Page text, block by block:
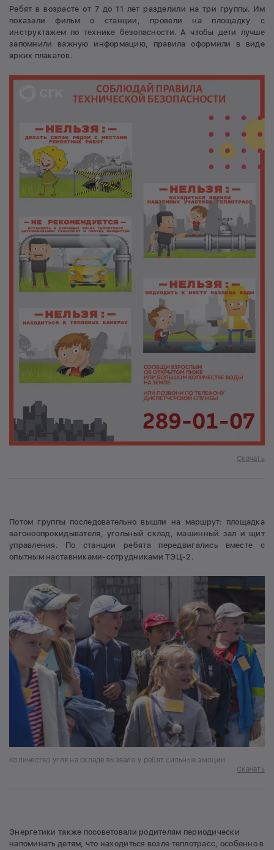
Ребят в возрасте от 7 до 11 лет разделили на три группы. Им
показали фильм о станции, провели на площадку с
инструктажем по технике безопасности. А чтобы дети лучше
запомнили важную информацию, правила оформили в виде
ярких плакатов.
Скачать
Потом группы последовательно вышли на маршрут: площадка
вагоноопрокидывателя, угольный склад, машинный зал и щит
управления. По станции ребята передвигались вместе с
опытным наставниками-сотрудниками ТЭЦ-2.
Количество угля на складе вызвало у ребят сильные эмоции
Скачать
Энергетики также посоветовали родителям периодически
напоминать детям, что находиться возле теплотрасс, особенно в